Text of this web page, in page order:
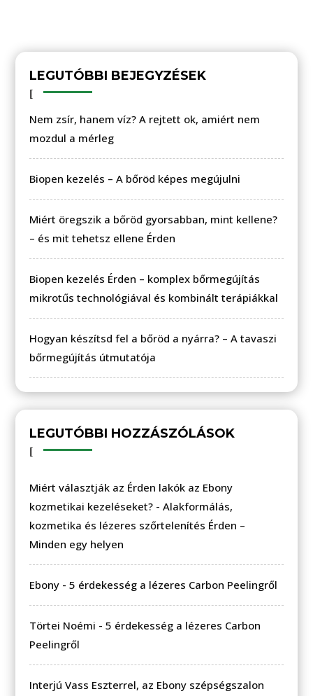
LEGUTÓBBI BEJEGYZÉSEK
Nem zsír, hanem víz? A rejtett ok, amiért nem
mozdul a mérleg
Biopen kezelés – A bőröd képes megújulni
Miért öregszik a bőröd gyorsabban, mint kellene?
– és mit tehetsz ellene Érden
Biopen kezelés Érden – komplex bőrmegújítás
mikrotűs technológiával és kombinált terápiákkal
Hogyan készítsd fel a bőröd a nyárra? – A tavaszi
bőrmegújítás útmutatója
LEGUTÓBBI HOZZÁSZÓLÁSOK
Miért választják az Érden lakók az Ebony
kozmetikai kezeléseket? -Alakformálás,
kozmetika és lézeres szőrtelenítés Érden –
Minden egy helyen
Ebony -5 érdekesség a lézeres Carbon Peelingről
Törtei Noémi -5 érdekesség a lézeres Carbon
Peelingről
Interjú Vass Eszterrel, az Ebony szépségszalon